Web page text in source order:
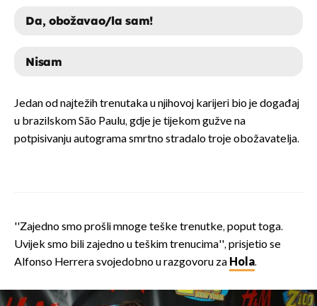
Da, obožavao/la sam!
Nisam
DA, OBOŽAVAO/LA SAM!
NISAM
Jedan od najtežih trenutaka u njihovoj karijeri bio je događaj
u brazilskom São Paulu, gdje je tijekom gužve na
potpisivanju autograma smrtno stradalo troje obožavatelja.
''Zajedno smo prošli mnoge teške trenutke, poput toga.
Uvijek smo bili zajedno u teškim trenucima'', prisjetio se
Alfonso Herrera svojedobno u razgovoru za Hola.